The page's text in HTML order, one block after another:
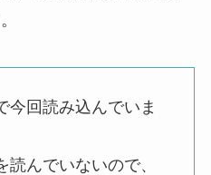
今回読み込んでいま
んでいないので、